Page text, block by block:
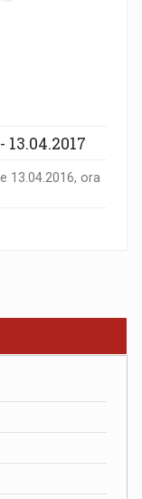
13.04.2016, ora